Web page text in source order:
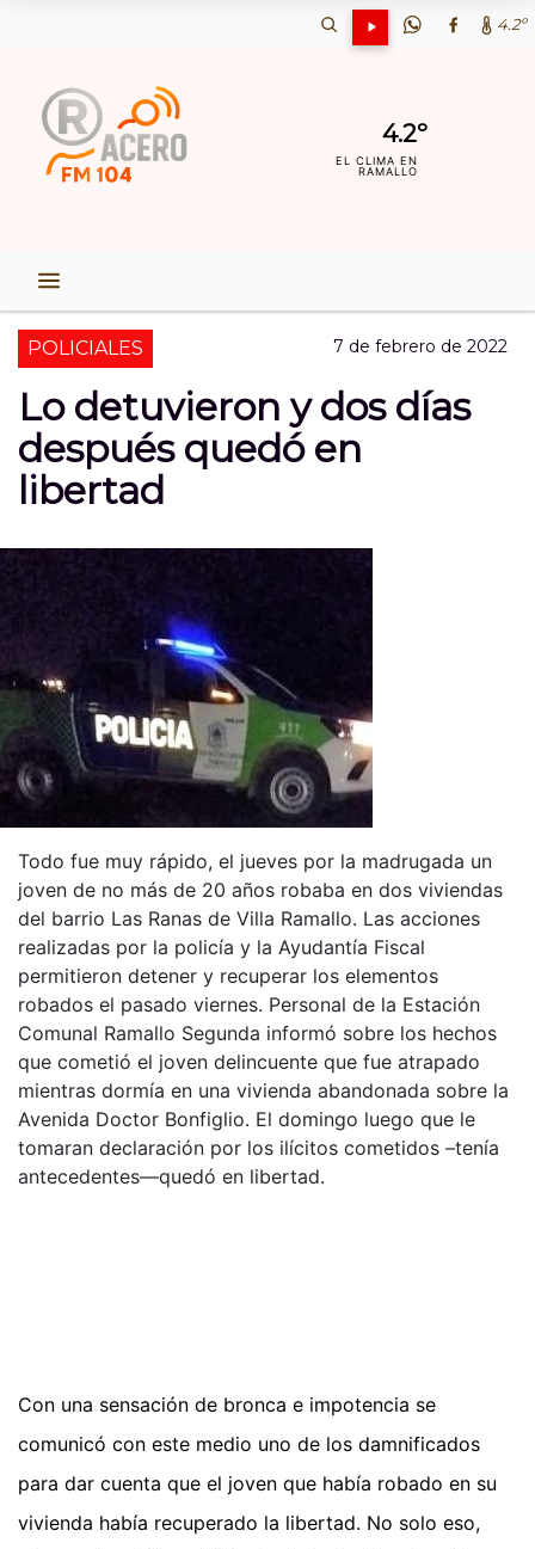
4.2º
4.2º
EL CLIMA EN
RAMALLO
POLICIALES 7 de febrero de 2022
Lo detuvieron y dos días
después quedó en
libertad
Todo fue muy rápido, el jueves por la madrugada un
joven de no más de 20 años robaba en dos viviendas
del barrio Las Ranas de Villa Ramallo. Las acciones
realizadas por la policía y la Ayudantía Fiscal
permitieron detener y recuperar los elementos
robados el pasado viernes. Personal de la Estación
Comunal Ramallo Segunda informó sobre los hechos
que cometió el joven delincuente que fue atrapado
mientras dormía en una vivienda abandonada sobre la
Avenida Doctor Bonfiglio. El domingo luego que le
tomaran declaración por los ilícitos cometidos –tenía
antecedentes—quedó en libertad.
Con una sensación de bronca e impotencia se
comunicó con este medio uno de los damnificados
para dar cuenta que el joven que había robado en su
vivienda había recuperado la libertad. No solo eso,